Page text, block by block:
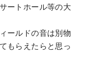
ートホール等の大
ールドの音は別物
もらえたらと思っ